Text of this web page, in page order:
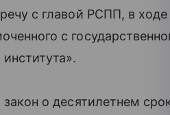
с главой РСПП, в
с
института».
о десятилетнем